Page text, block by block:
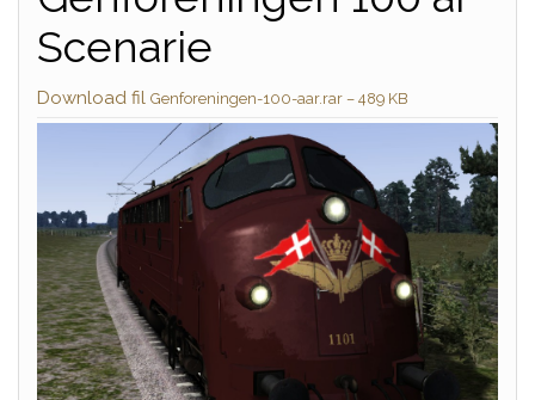
Scenarie
Download fil Genforeningen-100-aar.rar – 489 KB